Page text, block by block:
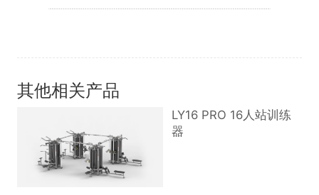
其他相关产品
LY16 PRO 16人站训练
器